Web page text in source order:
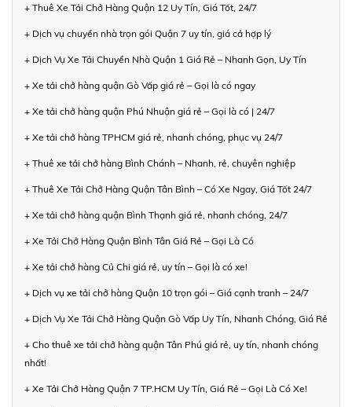
+ Thuê Xe Tải Chở Hàng Quận 12 Uy Tín, Giá Tốt, 24/7
+ Dịch vụ chuyển nhà trọn gói Quận 7 uy tín, giá cả hợp lý
+ Dịch Vụ Xe Tải Chuyển Nhà Quận 1 Giá Rẻ – Nhanh Gọn, Uy Tín
+ Xe tải chở hàng quận Gò Vấp giá rẻ – Gọi là có ngay
+ Xe tải chở hàng quận Phú Nhuận giá rẻ – Gọi là có | 24/7
+ Xe tải chở hàng TPHCM giá rẻ, nhanh chóng, phục vụ 24/7
+ Thuê xe tải chở hàng Bình Chánh – Nhanh, rẻ, chuyên nghiệp
+ Thuê Xe Tải Chở Hàng Quận Tân Bình – Có Xe Ngay, Giá Tốt 24/7
+ Xe tải chở hàng quận Bình Thạnh giá rẻ, nhanh chóng, 24/7
+ Xe Tải Chở Hàng Quận Bình Tân Giá Rẻ – Gọi Là Có
+ Xe tải chở hàng Củ Chi giá rẻ, uy tín – Gọi là có xe!
+ Dịch vụ xe tải chở hàng Quận 10 trọn gói – Giá cạnh tranh – 24/7
+ Dịch Vụ Xe Tải Chở Hàng Quận Gò Vấp Uy Tín, Nhanh Chóng, Giá Rẻ
+ Cho thuê xe tải chở hàng quận Tân Phú giá rẻ, uy tín, nhanh chóng
nhất!
+ Xe Tải Chở Hàng Quận 7 TP.HCM Uy Tín, Giá Rẻ – Gọi Là Có Xe!